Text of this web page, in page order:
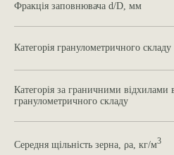
Фракція заповнювача d/D, мм
Категорія гранулометричного складу
Категорія за граничними відхилами
гранулометричного складу
Середня щільність зерна, ρa, кг/м3